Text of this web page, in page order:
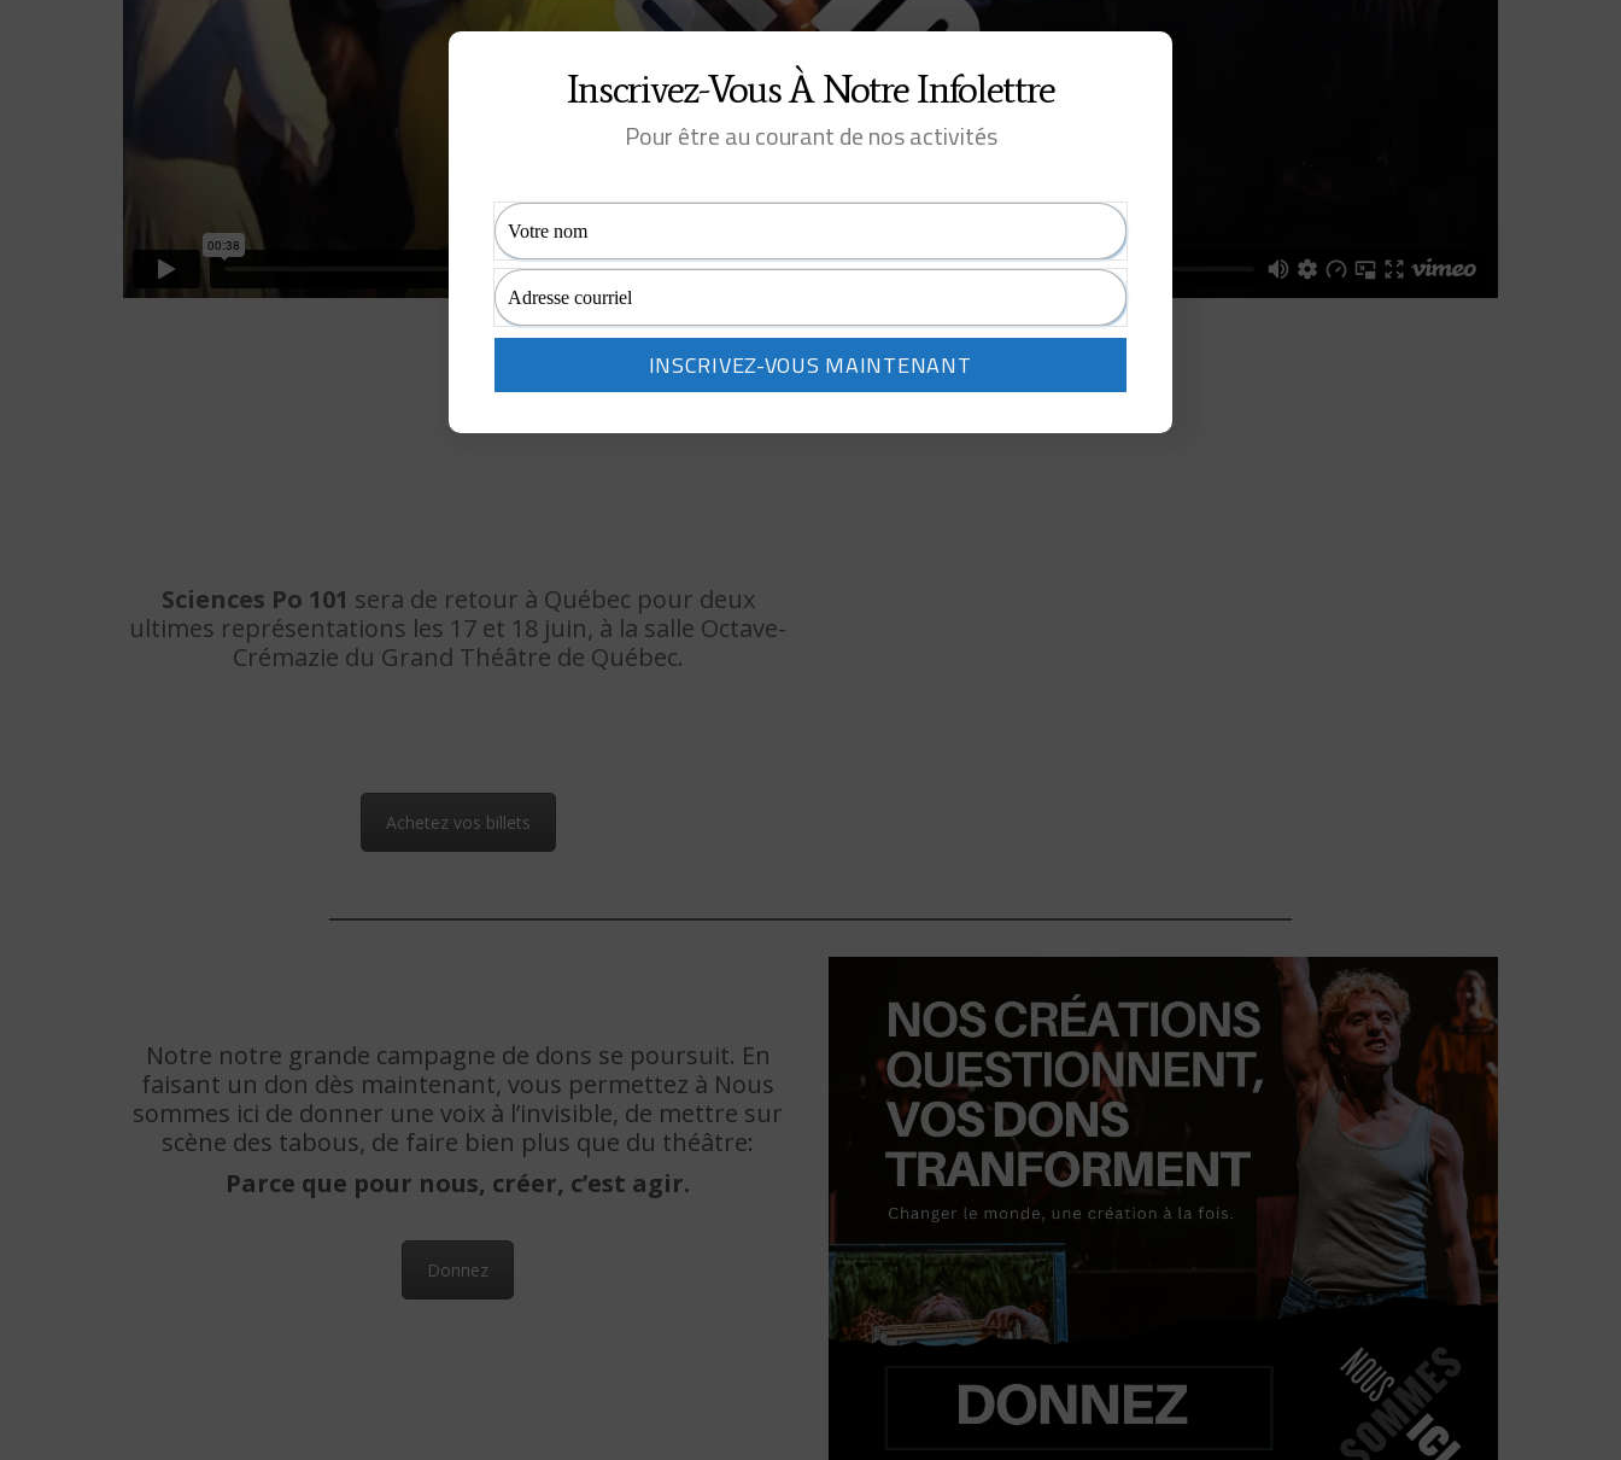
À venir
Sciences Po 101 sera de retour à Québec pour deux
ultimes représentations les 17 et 18 juin, à la salle Octave-
Crémazie du Grand Théâtre de Québec.
Achetez vos billets
Notre notre grande campagne de dons se poursuit. En
faisant un don dès maintenant, vous permettez à Nous
sommes ici de donner une voix à l’invisible, de mettre sur
scène des tabous, de faire bien plus que du théâtre:
Parce que pour nous, créer, c’est agir.
Donnez
Inscrivez-Vous À Notre Infolettre
Pour être au courant de nos activités